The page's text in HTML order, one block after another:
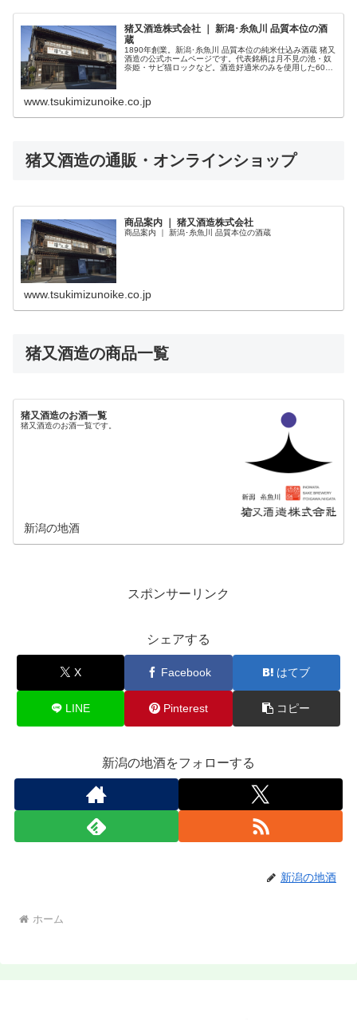
猪又酒造株式会社 ｜ 新潟･糸魚川 品質本位の酒
蔵
1890年創業。新潟･糸魚川 品質本位の純米仕込み酒蔵 猪又
酒造の公式ホームページです。代表銘柄は月不見の池・奴
奈姫・サビ猫ロックなど。酒造好適米のみを使用した60％
www.tsukimizunoike.co.jp
猪又酒造の通販・オンラインショップ
商品案内 ｜ 猪又酒造株式会社
商品案内 ｜ 新潟･糸魚川 品質本位の酒蔵
www.tsukimizunoike.co.jp
猪又酒造の商品一覧
猪又酒造のお酒一覧
猪又酒造のお酒一覧です。
新潟の地酒
スポンサーリンク
シェアする
X Facebook はてブ
LINE Pinterest コピー
新潟の地酒をフォローする
新潟の地酒
ホーム